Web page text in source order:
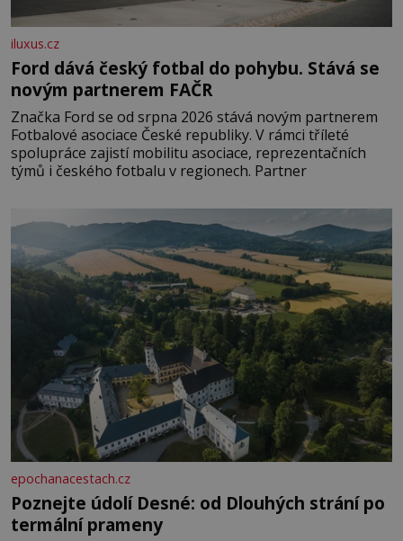
iluxus.cz
Ford dává český fotbal do pohybu. Stává se
novým partnerem FAČR
Značka Ford se od srpna 2026 stává novým partnerem
Fotbalové asociace České republiky. V rámci tříleté
spolupráce zajistí mobilitu asociace, reprezentačních
týmů i českého fotbalu v regionech. Partner
epochanacestach.cz
Poznejte údolí Desné: od Dlouhých strání po
termální prameny